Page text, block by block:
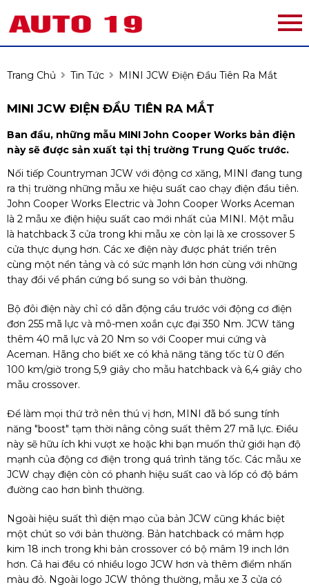
Trang Chủ Tin Tức MINI JCW Điện Đầu Tiên Ra Mắt
MINI JCW ĐIỆN ĐẦU TIÊN RA MẮT
Ban đầu, những mẫu MINI John Cooper Works bản điện
này sẽ được sản xuất tại thị trường Trung Quốc trước.
Nối tiếp Countryman JCW với động cơ xăng, MINI đang tung
ra thị trường những mẫu xe hiệu suất cao chạy điện đầu tiên.
John Cooper Works Electric và John Cooper Works Aceman
là 2 mẫu xe điện hiệu suất cao mới nhất của MINI. Một mẫu
là hatchback 3 cửa trong khi mẫu xe còn lại là xe crossover 5
cửa thực dụng hơn. Các xe điện này được phát triển trên
cùng một nền tảng và có sức mạnh lớn hơn cùng với những
thay đổi về phần cứng bổ sung so với bản thường.
Bộ đôi điện này chỉ có dẫn động cầu trước với động cơ điện
đơn 255 mã lực và mô-men xoắn cực đại 350 Nm. JCW tăng
thêm 40 mã lực và 20 Nm so với Cooper mui cứng và
Aceman. Hãng cho biết xe có khả năng tăng tốc từ 0 đến
100 km/giờ trong 5,9 giây cho mẫu hatchback và 6,4 giây cho
mẫu crossover.
Để làm mọi thứ trở nên thú vị hơn, MINI đã bổ sung tính
năng "boost" tạm thời nâng công suất thêm 27 mã lực. Điều
này sẽ hữu ích khi vượt xe hoặc khi bạn muốn thử giới hạn độ
mạnh của động cơ điện trong quá trình tăng tốc. Các mẫu xe
JCW chạy điện còn có phanh hiệu suất cao và lốp có độ bám
đường cao hơn bình thường.
Ngoài hiệu suất thì diện mạo của bản JCW cũng khác biệt
một chút so với bản thường. Bản hatchback có mâm hợp
kim 18 inch trong khi bản crossover có bộ mâm 19 inch lớn
hơn. Cả hai đều có nhiều logo JCW hơn và thêm điểm nhấn
màu đỏ. Ngoài logo JCW thông thường, mẫu xe 3 cửa có